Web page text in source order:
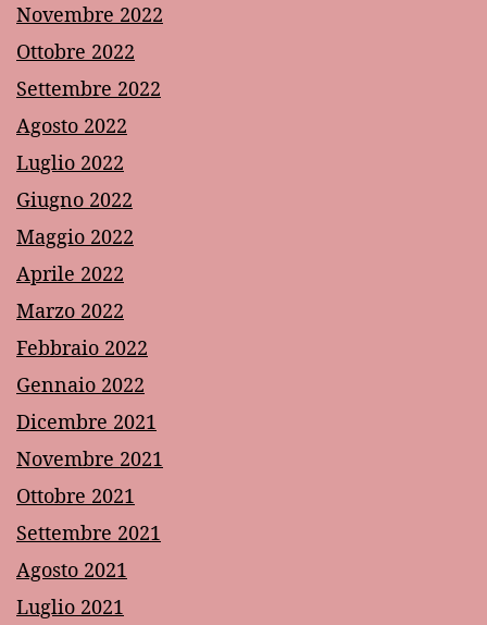
Novembre 2022
Ottobre 2022
Settembre 2022
Agosto 2022
Luglio 2022
Giugno 2022
Maggio 2022
Aprile 2022
Marzo 2022
Febbraio 2022
Gennaio 2022
Dicembre 2021
Novembre 2021
Ottobre 2021
Settembre 2021
Agosto 2021
Luglio 2021